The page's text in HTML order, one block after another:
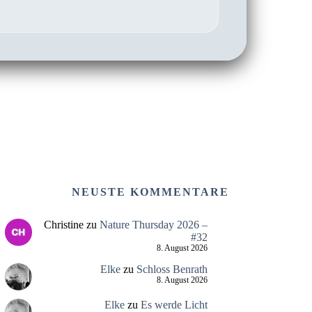
NEUSTE KOMMENTARE
Christinezu Nature Thursday 2026 –
#32
8. August 2026
Elkezu Schloss Benrath
8. August 2026
Elkezu Es werde Licht